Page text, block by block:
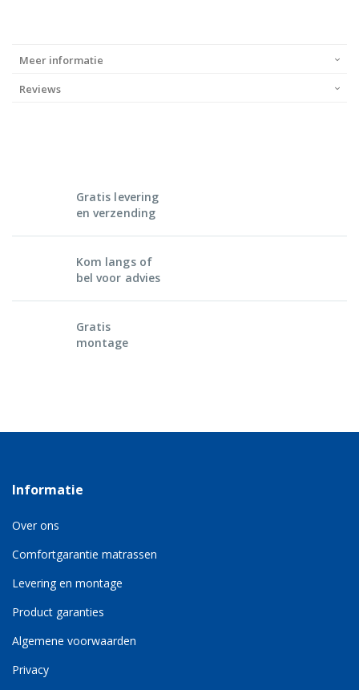
Meer informatie
Reviews
Gratis levering
en verzending
Kom langs of
bel voor advies
Gratis
montage
Informatie
Over ons
Comfortgarantie matrassen
Levering en montage
Product garanties
Algemene voorwaarden
Privacy